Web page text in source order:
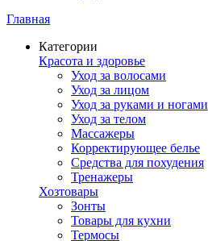
Главная
Категории
Красота и здоровье
Уход за волосами
Уход за лицом
Уход за руками и ногами
Уход за телом
Массажеры
Корректирующее белье
Средства для похудения
Тренажеры
Хозтовары
Зонты
Товары для кухни
Термосы